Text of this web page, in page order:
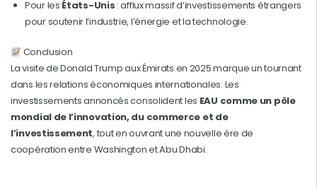
Pour les États-Unis : afflux massif d’investissements étrangers
pour soutenir l’industrie, l’énergie et la technologie.
Conclusion
La visite de Donald Trump aux Émirats en 2025 marque un tournant
dans les relations économiques internationales. Les
investissements annoncés consolident les EAU comme un pôle
mondial de l’innovation, du commerce et de
l’investissement, tout en ouvrant une nouvelle ère de
coopération entre Washington et Abu Dhabi.